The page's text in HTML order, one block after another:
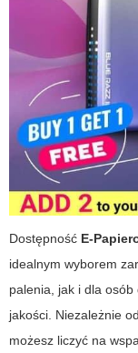
Dostępność E-
idealnym wyborem
palenia, jak i dla
jakości. Niezależnie
możesz liczyć na